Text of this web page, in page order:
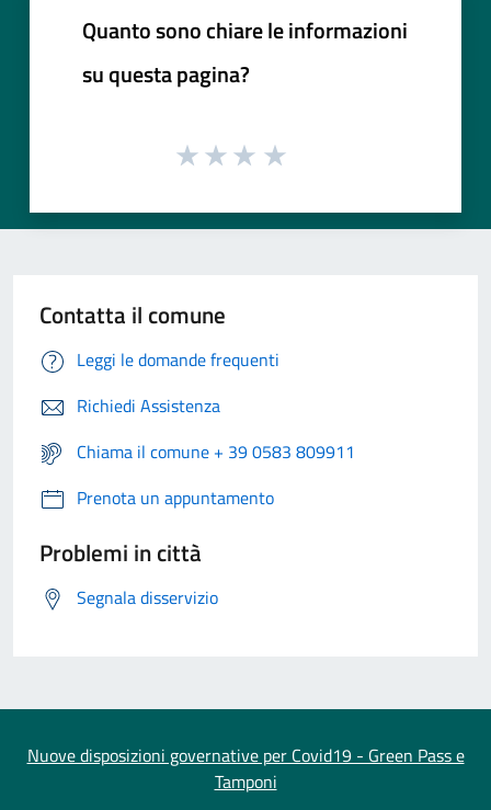
Quanto sono chiare le informazioni
su questa pagina?
Contatta il comune
Leggi le domande frequenti
Richiedi Assistenza
Chiama il comune + 39 0583 809911
Prenota un appuntamento
Problemi in città
Segnala disservizio
Nuove disposizioni governative per Covid19 - Green Pass e
Tamponi